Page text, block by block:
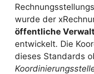
wurde der
öffentliche
entwickelt. Die
dieses Standards